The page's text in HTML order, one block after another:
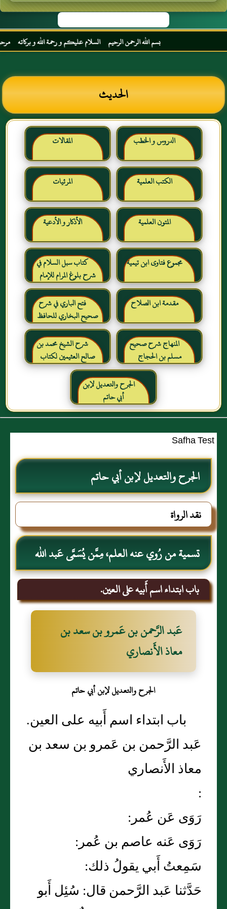
بسم الله الرحمن الرحيم السلام عليكم و رحمة الله و بركاته
الحديث
الدروس و الخطب المقالات
الكتب العلمية المرئيات
المتون العلمية الأذكار و الأدعية
مجموع فتاوى ابن تيمية
كتاب سبل السلام في
شرح بلوغ المرام للإمام
الصنعاني رحمه الله
مقدمة ابن الصلاح
فتح الباري في شرح
صحيح البخاري للحافظ
ابن حجر العسقلاني
المنهاج شرح صحيح
مسلم بن الحجاج
شرح الشيخ محمد بن
صالح العثيمين لكتاب
رياض الصالحين للإمام
النووي رحمهم الله تعالىالجرح والتعديل لإبن
أبي حاتم
Safha Test
الجرح والتعديل لإبن أبي حاتم
نقد الرواة
تسمية من رُوي عنه العلم، مِمَّن يُسَمَّى عَبد الله
باب ابتداء اسم أَبيه على العين.
عَبد الرَّحمن بن عَمرو بن سعد بن
معاذ الأَنصاري
الجرح والتعديل لإبن أبي حاتم
باب ابتداء اسم أَبيه على العين.
عَبد الرَّحمن بن عَمرو بن سعد بن
معاذ الأَنصاري
:
رَوَى عَن عُمر:
رَوَى عَنه عاصم بن عُمر:
سَمِعتُ أَبي يقولُ ذلك:
حَدَّثنا عَبد الرَّحمن قال: سُئِل أَبو